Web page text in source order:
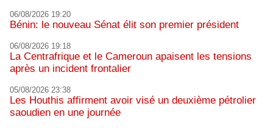
06/08/2026 19:20
Bénin: le nouveau Sénat élit son premier président
06/08/2026 19:18
La Centrafrique et le Cameroun apaisent les tensions
après un incident frontalier
05/08/2026 23:38
Les Houthis affirment avoir visé un deuxième pétrolier
saoudien en une journée